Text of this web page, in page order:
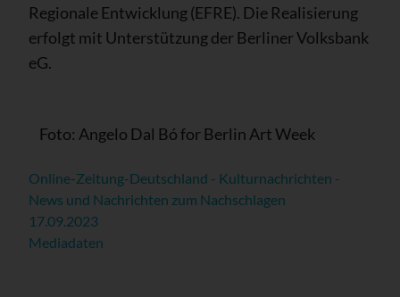
Regionale Entwicklung (EFRE). Die Realisierung
erfolgt mit Unterstützung der Berliner Volksbank
eG.
­ ­ ­ ­Foto: Angelo Dal Bó for Berlin Art Week ­ ­ ­ ­ ­ ­ ­
Online-Zeitung-Deutschland - Kulturnachrichten -
News und Nachrichten zum Nachschlagen
17.09.2023
Mediadaten